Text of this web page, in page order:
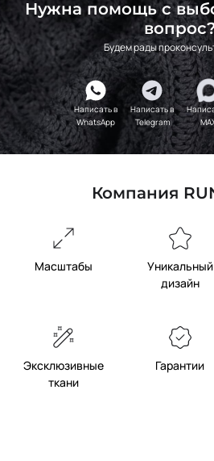
Нужна помощь с
Будем рады
Написать в
WhatsApp
Написать в
Telegram
Компания
Масштабы
Уникальный
дизайн
Эксклюзивные
ткани
Гарантии